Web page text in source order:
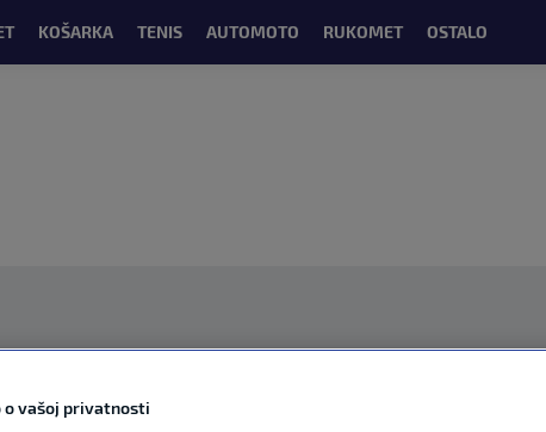
KOŠARKA TENIS AUTOMOTO RUKOMET OSTALO
o vašoj privatnosti